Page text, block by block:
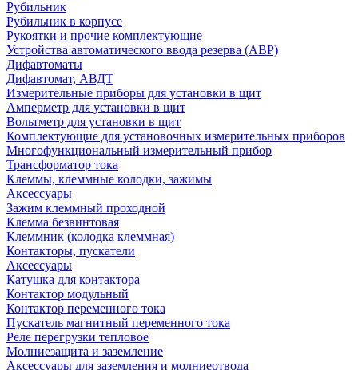
Рубильник
Рубильник в корпусе
Рукоятки и прочие комплектующие
Устройства автоматического ввода резерва (АВР)
Дифавтоматы
Дифавтомат, АВДТ
Измерительные приборы для установки в щит
Амперметр для установки в щит
Вольтметр для установки в щит
Комплектующие для установочных измерительных приборов
Многофункциональный измерительный прибор
Трансформатор тока
Клеммы, клеммные колодки, зажимы
Аксессуары
Зажим клеммный проходной
Клемма безвинтовая
Клеммник (колодка клеммная)
Контакторы, пускатели
Аксессуары
Катушка для контактора
Контактор модульный
Контактор переменного тока
Пускатель магнитный переменного тока
Реле перегрузки тепловое
Молниезащита и заземление
Аксессуары для заземления и молниеотвода